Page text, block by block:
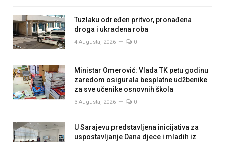
Tuzlaku određen pritvor, pronađena
droga i ukradena roba
4 Augusta, 2026 0
Ministar Omerović: Vlada TK petu godinu
zaredom osigurala besplatne udžbenike
za sve učenike osnovnih škola
3 Augusta, 2026 0
U Sarajevu predstavljena inicijativa za
uspostavljanje Dana djece i mladih iz